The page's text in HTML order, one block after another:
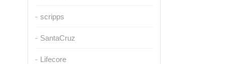
scripps
SantaCruz
Lifecore